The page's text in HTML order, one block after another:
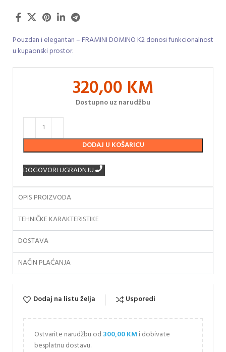
Pouzdan i elegantan – FRAMINI DOMINO K2 donosi funkcionalnost
u kupaonski prostor.
320,00 KM
Dostupno uz narudžbu
DODAJ U KOŠARICU
DOGOVORI UGRADNJU
OPIS PROIZVODA
TEHNIČKE KARAKTERISTIKE
DOSTAVA
NAČIN PLAĆANJA
Dodaj na listu želja Usporedi
Ostvarite narudžbu od 300,00KMi dobivate
besplatnu dostavu.